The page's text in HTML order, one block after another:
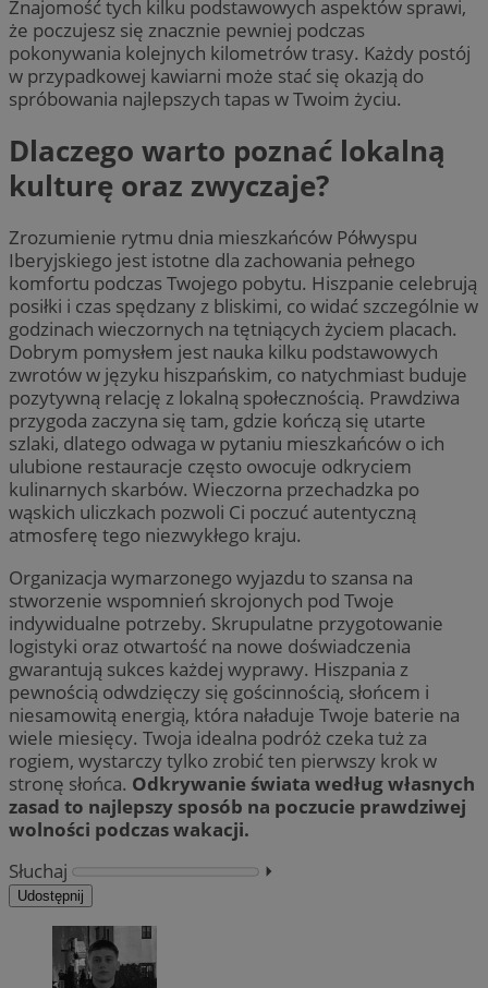
Znajomość tych kilku podstawowych aspektów sprawi,
że poczujesz się znacznie pewniej podczas
pokonywania kolejnych kilometrów trasy. Każdy postój
w przypadkowej kawiarni może stać się okazją do
spróbowania najlepszych tapas w Twoim życiu.
Dlaczego warto poznać lokalną
kulturę oraz zwyczaje?
Zrozumienie rytmu dnia mieszkańców Półwyspu
Iberyjskiego jest istotne dla zachowania pełnego
komfortu podczas Twojego pobytu. Hiszpanie celebrują
posiłki i czas spędzany z bliskimi, co widać szczególnie w
godzinach wieczornych na tętniących życiem placach.
Dobrym pomysłem jest nauka kilku podstawowych
zwrotów w języku hiszpańskim, co natychmiast buduje
pozytywną relację z lokalną społecznością. Prawdziwa
przygoda zaczyna się tam, gdzie kończą się utarte
szlaki, dlatego odwaga w pytaniu mieszkańców o ich
ulubione restauracje często owocuje odkryciem
kulinarnych skarbów. Wieczorna przechadzka po
wąskich uliczkach pozwoli Ci poczuć autentyczną
atmosferę tego niezwykłego kraju.
Organizacja wymarzonego wyjazdu to szansa na
stworzenie wspomnień skrojonych pod Twoje
indywidualne potrzeby. Skrupulatne przygotowanie
logistyki oraz otwartość na nowe doświadczenia
gwarantują sukces każdej wyprawy. Hiszpania z
pewnością odwdzięczy się gościnnością, słońcem i
niesamowitą energią, która naładuje Twoje baterie na
wiele miesięcy. Twoja idealna podróż czeka tuż za
rogiem, wystarczy tylko zrobić ten pierwszy krok w
stronę słońca. Odkrywanie świata według własnych
zasad to najlepszy sposób na poczucie prawdziwej
wolności podczas wakacji.
Słuchaj
⏵︎
Udostępnij